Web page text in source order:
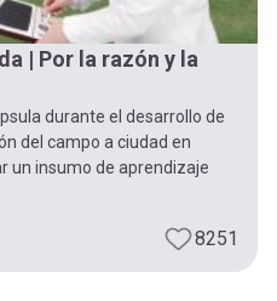
| Por la razón y la
durante el desarrollo de
del campo a ciudad en
un insumo de aprendizaje
8251